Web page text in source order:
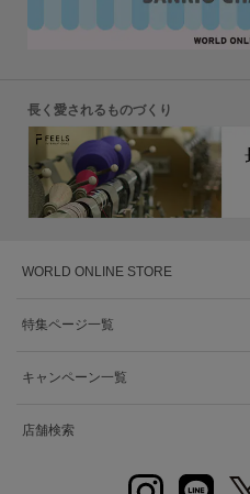
長く愛されるものづくり
WORLD ONLINE STORE
特集ページ一覧
キャンペーン一覧
店舗検索